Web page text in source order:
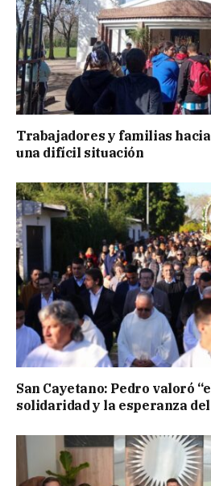
Trabajadores y familias hacia
una difícil situación
San Cayetano: Pedro valoró
solidaridad y la esperanza